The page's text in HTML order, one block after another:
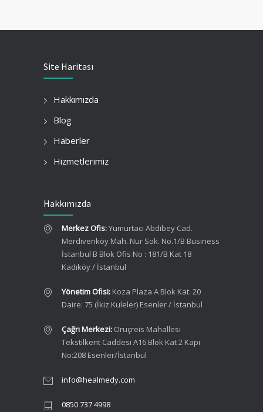
Site Haritası
Hakkımızda
Blog
Haberler
Hizmetlerimiz
Hakkımızda
Merkez Ofis:Yumurtacı Abdibey Cad.
Merdivenköy Mah. Nur Sok. No.1/B Business
İstanbul B Blok Ofis No : 181/B Kat 18
Kadıköy / İstanbul
Yönetim Ofisi: Koza Plaza A Blok Kat: 20
Daire: 75 (İkiz Kuleler) Esenler / İstanbul
Çağrı Merkezi: Oruçreis Mahallesi
Tekstilkent Caddesi A16 Blok Kat 2 Kapı
No:208 Esenler/İstanbul
info@healmedy.com
0850 737 4998